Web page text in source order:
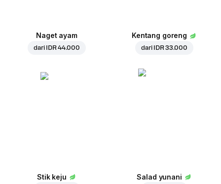
Naget ayam
dari IDR 44.000
Kentang goreng
dari IDR 33.000
Stik keju Salad yunani